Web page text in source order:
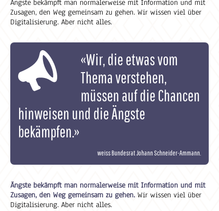
Ängste bekämpft man normalerweise mit Information und mit
Zusagen, den Weg gemeinsam zu gehen. Wir wissen viel über
Digitalisierung. Aber nicht alles.
«Wir, die etwas vom
Thema verstehen,
müssen auf die Chancen
hinweisen und die Ängste
bekämpfen.»
weiss Bundesrat Johann Schneider-Ammann.
Ängste bekämpft man normalerweise mit Information und mit
Zusagen, den Weg gemeinsam zu gehen. Wir wissen viel über
Digitalisierung. Aber nicht alles.